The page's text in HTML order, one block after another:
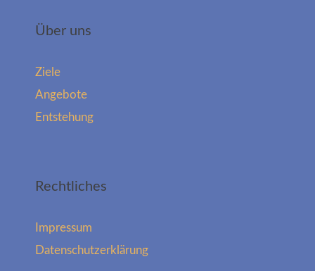
Über uns
Ziele
Angebote
Entstehung
Rechtliches
Impressum
Datenschutzerklärung